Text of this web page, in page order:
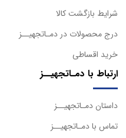
شرایط بازگشت کالا
درج محصولات در دمـاتجهیــز
خرید اقساطی
ارتباط با دمـاتجهیــز
داستان دمـاتجهیــز
تماس با دمـاتجهیــز